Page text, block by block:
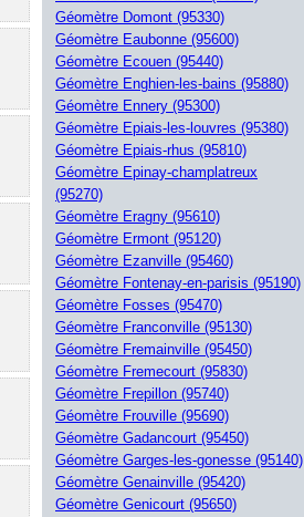
Géomètre Domont (95330)
Géomètre Eaubonne (95600)
Géomètre Ecouen (95440)
Géomètre Enghien-les-bains (95880)
Géomètre Ennery (95300)
Géomètre Epiais-les-louvres (95380)
Géomètre Epiais-rhus (95810)
Géomètre Epinay-champlatreux
(95270)
Géomètre Eragny (95610)
Géomètre Ermont (95120)
Géomètre Ezanville (95460)
Géomètre Fontenay-en-parisis (95190)
Géomètre Fosses (95470)
Géomètre Franconville (95130)
Géomètre Fremainville (95450)
Géomètre Fremecourt (95830)
Géomètre Frepillon (95740)
Géomètre Frouville (95690)
Géomètre Gadancourt (95450)
Géomètre Garges-les-gonesse (95140)
Géomètre Genainville (95420)
Géomètre Genicourt (95650)